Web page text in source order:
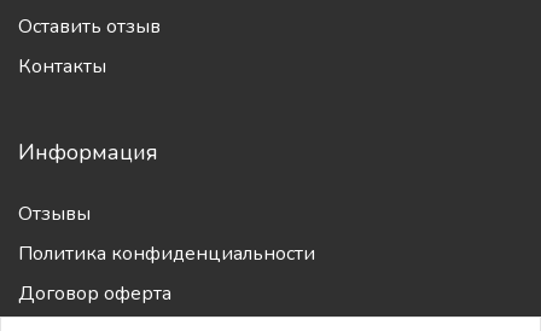
Полезные ссылки
Контакты
Информация
Отзывы